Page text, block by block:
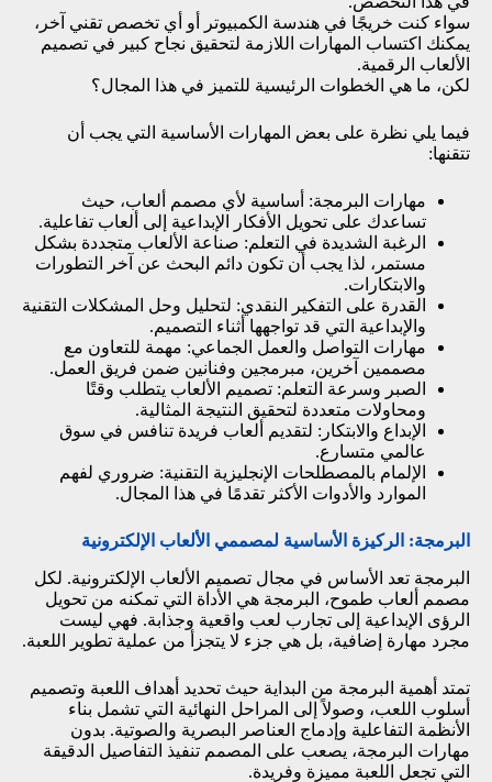
سواء كنت خريجًا في هندسة الكمبيوتر أو أي تخصص تقني آخر،
يمكنك اكتساب المهارات اللازمة لتحقيق نجاح كبير في تصميم
الألعاب الرقمية.
لكن، ما هي الخطوات الرئيسية للتميز في هذا المجال؟
فيما يلي نظرة على بعض المهارات الأساسية التي يجب أن
تتقنها:
مهارات البرمجة: أساسية لأي مصمم ألعاب، حيث
تساعدك على تحويل الأفكار الإبداعية إلى ألعاب تفاعلية.
الرغبة الشديدة في التعلم: صناعة الألعاب متجددة بشكل
مستمر، لذا يجب أن تكون دائم البحث عن آخر التطورات
والابتكارات.
القدرة على التفكير النقدي: لتحليل وحل المشكلات التقنية
والإبداعية التي قد تواجهها أثناء التصميم.
مهارات التواصل والعمل الجماعي: مهمة للتعاون مع
مصممين آخرين، مبرمجين وفنانين ضمن فريق العمل.
الصبر وسرعة التعلم: تصميم الألعاب يتطلب وقتًا
ومحاولات متعددة لتحقيق النتيجة المثالية.
الإبداع والابتكار: لتقديم ألعاب فريدة تنافس في سوق
عالمي متسارع.
الإلمام بالمصطلحات الإنجليزية التقنية: ضروري لفهم
الموارد والأدوات الأكثر تقدمًا في هذا المجال.
البرمجة: الركيزة الأساسية لمصممي الألعاب الإلكترونية
البرمجة تعد الأساس في مجال تصميم الألعاب الإلكترونية. لكل
مصمم ألعاب طموح، البرمجة هي الأداة التي تمكنه من تحويل
الرؤى الإبداعية إلى تجارب لعب واقعية وجذابة. فهي ليست
مجرد مهارة إضافية، بل هي جزء لا يتجزأ من عملية تطوير اللعبة.
تمتد أهمية البرمجة من البداية حيث تحديد أهداف اللعبة وتصميم
أسلوب اللعب، وصولاً إلى المراحل النهائية التي تشمل بناء
الأنظمة التفاعلية وإدماج العناصر البصرية والصوتية. بدون
مهارات البرمجة، يصعب على المصمم تنفيذ التفاصيل الدقيقة
التي تجعل اللعبة مميزة وفريدة.